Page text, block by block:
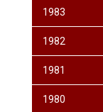
1983
1982
1981
1980